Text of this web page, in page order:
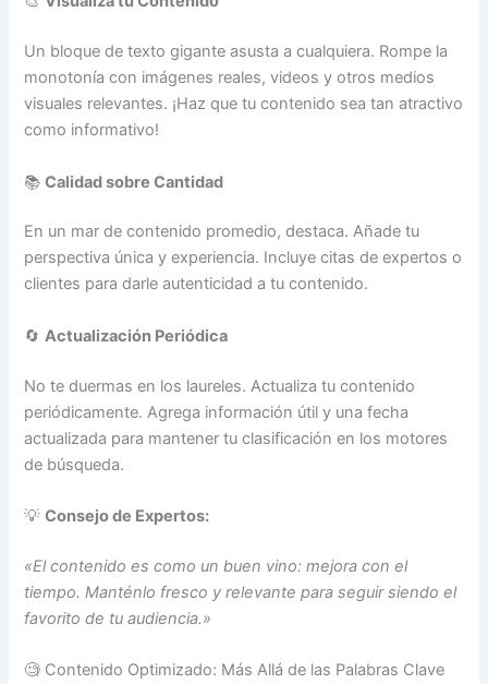
Un bloque de texto gigante asusta a cualquiera. Rompe la
monotonía con imágenes reales, videos y otros medios
visuales relevantes. ¡Haz que tu contenido sea tan atractivo
como informativo!
📚Calidad sobre Cantidad
En un mar de contenido promedio, destaca. Añade tu
perspectiva única y experiencia. Incluye citas de expertos o
clientes para darle autenticidad a tu contenido.
🔄Actualización Periódica
No te duermas en los laureles. Actualiza tu contenido
periódicamente. Agrega información útil y una fecha
actualizada para mantener tu clasificación en los motores
de búsqueda.
💡Consejo de Expertos:
«El contenido es como un buen vino: mejora con el
tiempo. Manténlo fresco y relevante para seguir siendo el
favorito de tu audiencia.»
🧐 Contenido Optimizado: Más Allá de las Palabras Clave